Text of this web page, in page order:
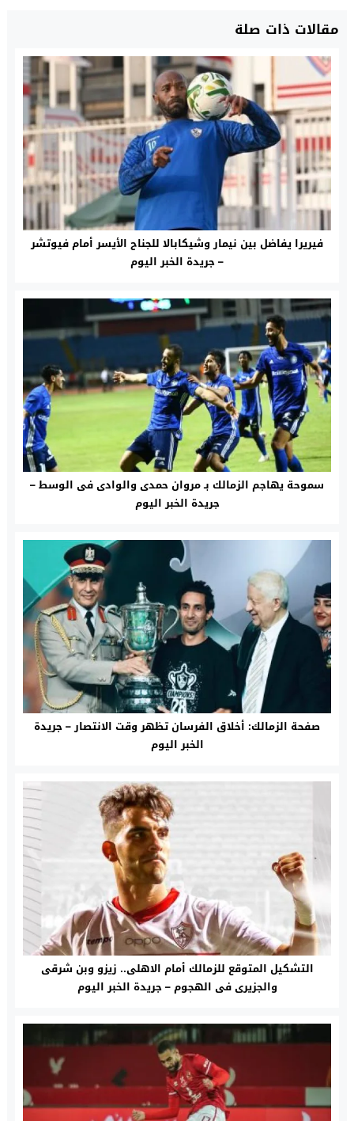
مقالات ذات صلة
فيريرا يفاضل بين نيمار وشيكابالا للجناح الأيسر أمام فيوتشر
– جريدة الخبر اليوم
سموحة يهاجم الزمالك بـ مروان حمدى والوادى فى الوسط –
جريدة الخبر اليوم
صفحة الزمالك: أخلاق الفرسان تظهر وقت الانتصار – جريدة
الخبر اليوم
التشكيل المتوقع للزمالك أمام الاهلى.. زيزو وبن شرقى
والجزيرى فى الهجوم – جريدة الخبر اليوم